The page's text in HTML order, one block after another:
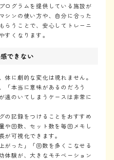
ログラムを提供している施設が
シンの使い方や、自分に合った
らうことで、安心してトレーニ
すくなります。
できない
に劇的な変化は現れません。
「本当に意味があるのだろう
遠のいてしまうケースは非常に
の記録をつけることをおすすめ
や回数、セット数を毎回メモし
が可視化できます。
がった」「回数を多くこなせる
体験が、大きなモチベーション